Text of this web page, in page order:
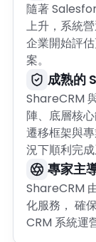
隨著
上升，系統
企業開始評
案。
成熟的
ShareCRM
陣、底層核
遷移框架與
況下順利完成
專家主
ShareCRM
化服務， 確
CRM 系統運